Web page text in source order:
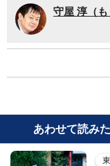
守屋 淳（も
あわせて読み